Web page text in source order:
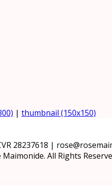
| thumbnail (150x150)
28237618 |
All Rights